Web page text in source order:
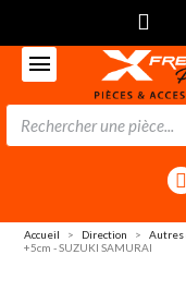
Accueil Direction Autres
+5cm - SUZUKI SAMURAI